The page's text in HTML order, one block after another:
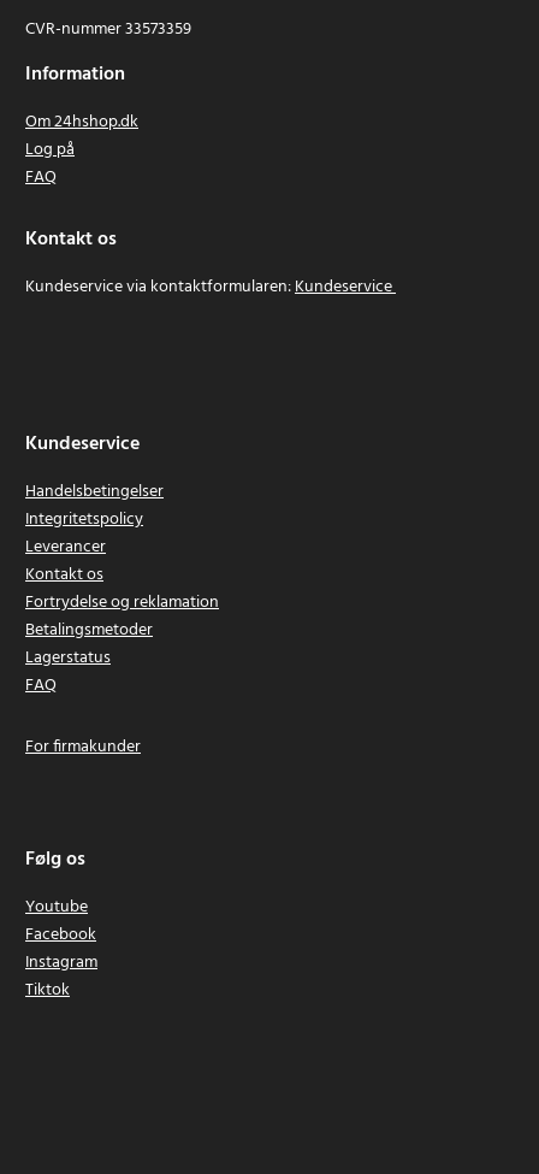
CVR-nummer 33573359
Information
Om 24hshop.dk
Log på
FAQ
Kontakt os
Kundeservice via kontaktformularen:Kundeservice
Kundeservice
Handelsbetingelser
Integritetspolicy
Leverancer
Kontakt os
Fortrydelse og reklamation
Betalingsmetoder
Lagerstatus
FAQ
For firmakunder
Følg os
Youtube
Facebook
Instagram
Tiktok